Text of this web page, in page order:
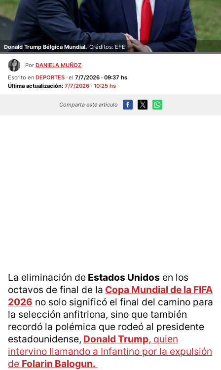
Donald Trump Bélgica Mundial. Créditos: EFE
Por DANIELA MUÑOZ
Escrito en DEPORTES el 7/7/2026 · 09:37 hs
Última actualización: 7/7/2026 · 10:25 hs
Comparta este artículo
La eliminación de Estados Unidos en los
octavos de final de la Copa Mundial de la FIFA
2026 no solo significó el final del camino para
la selección anfitriona, sino que también
recordó la polémica que rodeó al presidente
estadounidense, Donald Trump, quien
intervino llamando a Infantino por la expulsión
de Folarin Balogun.